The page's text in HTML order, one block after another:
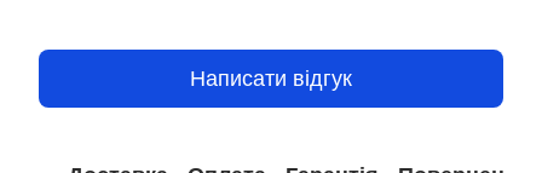
Написати відгук